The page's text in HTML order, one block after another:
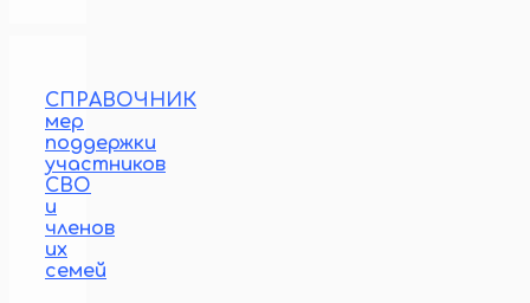
СПРАВОЧНИК
мер
поддержки
участников
СВО
и
членов
их
семей